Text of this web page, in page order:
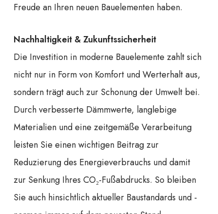
Freude an Ihren neuen Bauelementen haben.
Nachhaltigkeit & Zukunftssicherheit
Die Investition in moderne Bauelemente zahlt sich
nicht nur in Form von Komfort und Werterhalt aus,
sondern trägt auch zur Schonung der Umwelt bei.
Durch verbesserte Dämmwerte, langlebige
Materialien und eine zeitgemäße Verarbeitung
leisten Sie einen wichtigen Beitrag zur
Reduzierung des Energieverbrauchs und damit
zur Senkung Ihres CO₂-Fußabdrucks. So bleiben
Sie auch hinsichtlich aktueller Baustandards und -